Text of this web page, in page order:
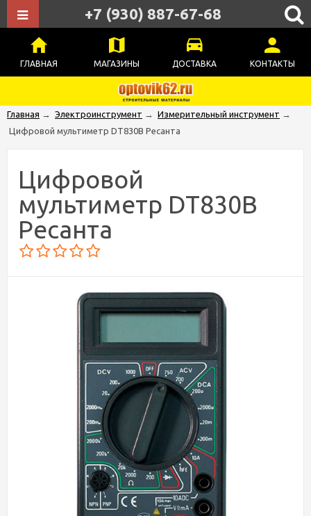
ГЛАВНАЯ МАГАЗИНЫ ДОСТАВКА КОНТАКТЫ
+7 (930) 887-67-68
Главная → Электроинструмент → Измерительный инструмент →
Цифровой мультиметр DT830В Ресанта
Цифровой
мультиметр DT830В
Ресанта